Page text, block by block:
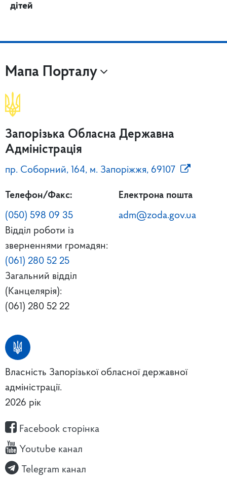
дітей
Мапа Порталу
Запорізька Обласна Державна
Адміністрація
пр. Соборний, 164, м. Запоріжжя, 69107
Телефон/Факс:
(050) 598 09 35
Відділ роботи із
зверненнями громадян:
(061) 280 52 25
Загальний відділ
(Канцелярія):
(061) 280 52 22
Електрона пошта
adm@zoda.gov.ua
Власність Запорізької обласної державної
адміністрації.
2026 рік
Facebook сторінка
Youtube канал
Telegram канал